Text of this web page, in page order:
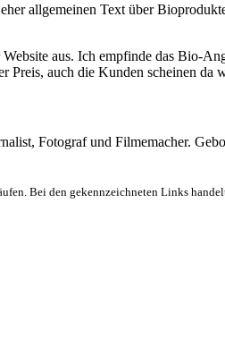
allgemeinen Text über
aus. Ich empfinde das Bio-
auch die Kunden scheinen da
Fotograf und Filmemacher.
Bei den gekennzeichneten Links